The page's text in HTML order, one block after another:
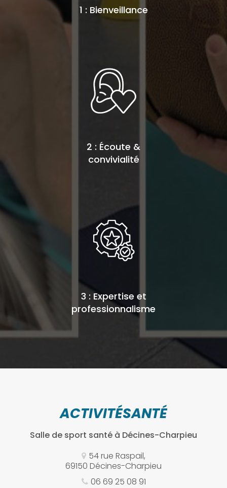
2 : Écoute &
convivialité
1 : Bienveillance
3 : Expertise et
professionnalisme
ACTIVITÉSANTÉ
Salle de sport santé à Décines-Charpieu
54 rue Raspail,
69150 Décines-Charpieu
06 69 25 08 91